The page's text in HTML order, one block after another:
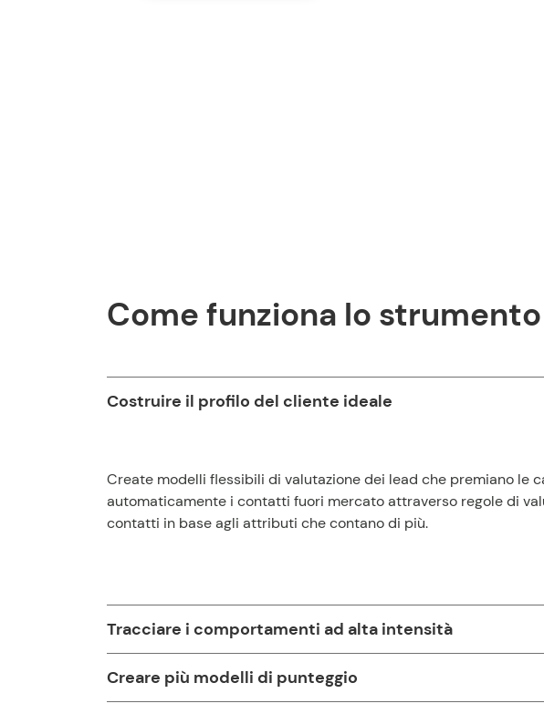
Come funziona lo
Costruire il profilo del cliente ideale
Create modelli flessibili di valutazione dei lead che premiano
automaticamente i contatti fuori mercato attraverso regole di
contatti in base agli attributi che contano di più.
Tracciare i comportamenti ad alta intensità
Creare più modelli di punteggio